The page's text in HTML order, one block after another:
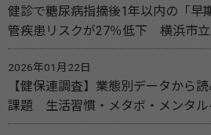
健診で糖尿病指摘後1年以内の「早
管疾患リスクが27％低下 横浜市立
2026年01月22日
【健保連調査】業態別データから
課題 生活習慣・メタボ・メンタル